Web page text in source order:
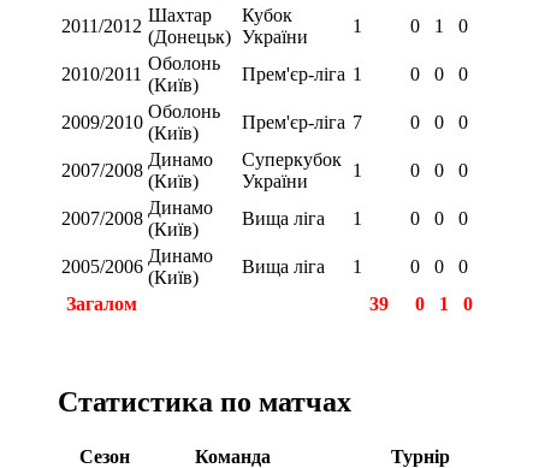
2011/2012
Шахтар
(Донецьк)
Кубок
України
1 0 1 0
2010/2011
Оболонь
(Київ)
Прем'єр-ліга 1 0 0 0
2009/2010
Оболонь
(Київ)
Прем'єр-ліга 7 0 0 0
2007/2008
Динамо
(Київ)
Суперкубок
України
1 0 0 0
2007/2008
Динамо
(Київ)
Вища ліга 1 0 0 0
2005/2006
Динамо
(Київ)
Вища ліга 1 0 0
0
Загалом
39 0 1 0
Статистика по матчах
Сезон Команда
Турнір